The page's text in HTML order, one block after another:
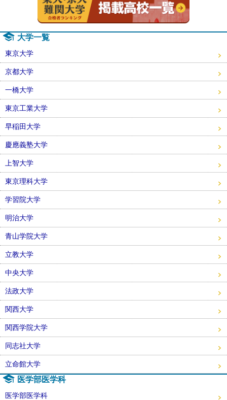
大学一覧
東京大学
京都大学
一橋大学
東京工業大学
早稲田大学
慶應義塾大学
上智大学
東京理科大学
学習院大学
明治大学
青山学院大学
立教大学
中央大学
法政大学
関西大学
関西学院大学
同志社大学
立命館大学
医学部医学科
医学部医学科